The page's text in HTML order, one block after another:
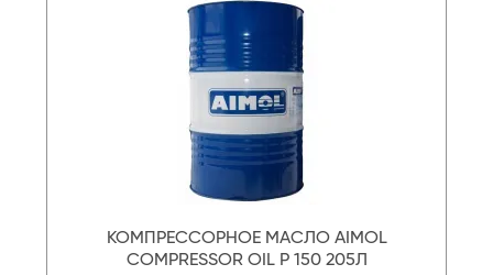
КОМПРЕССОРНОЕ МАСЛО AIMOL
COMPRESSOR OIL P 150 205Л